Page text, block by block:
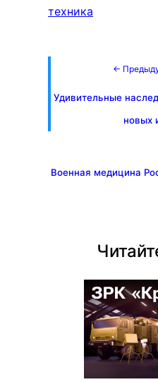
техника
←
Удивительные
новых
Военная медицина